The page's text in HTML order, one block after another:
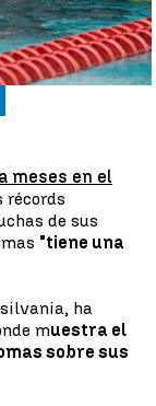
12:35
meses en el
récords
de sus
"tiene una
ha
muestra el
sobre sus